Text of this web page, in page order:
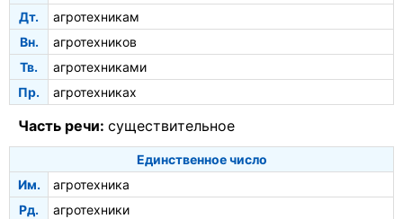
Дт.
агротехникам
Вн.
агротехников
Тв.
агротехниками
Пр.
агротехниках
Часть речи: существительное
Единственное число
Им.
агротехника
Рд.
агротехники